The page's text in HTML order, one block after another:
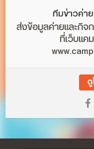
ทีมข่าวค่า
ส่งข้อมูลค่ายและกิจ
ที่เว็บแ